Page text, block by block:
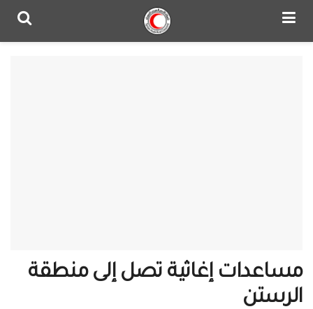
مساعدات إغاثية تصل إلى منطقة
الرستن